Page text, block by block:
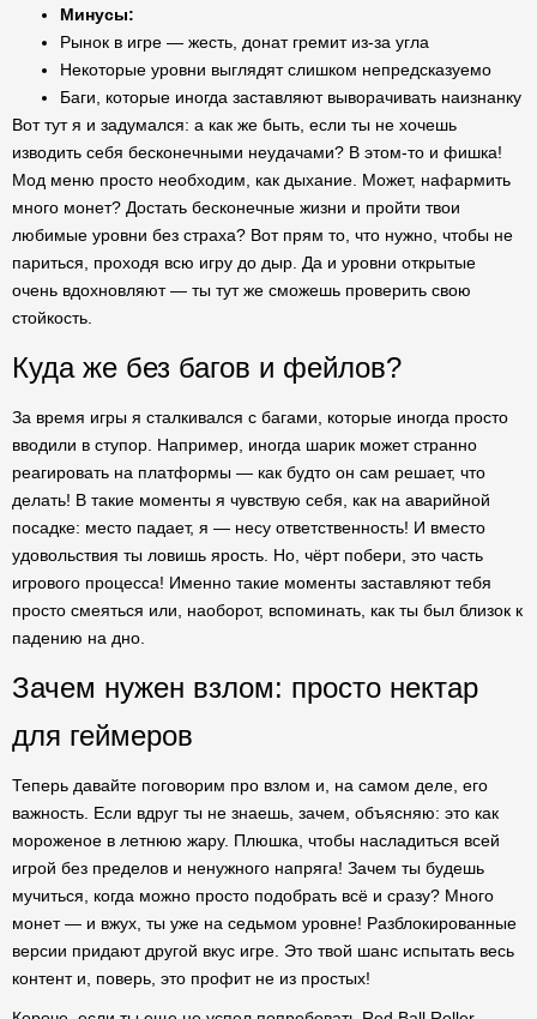
Минусы:
Рынок в игре — жесть, донат гремит из-за угла
Некоторые уровни выглядят слишком непредсказуемо
Баги, которые иногда заставляют выворачивать наизнанку
Вот тут я и задумался: а как же быть, если ты не хочешь
изводить себя бесконечными неудачами? В этом-то и фишка!
Мод меню просто необходим, как дыхание. Может, нафармить
много монет? Достать бесконечные жизни и пройти твои
любимые уровни без страха? Вот прям то, что нужно, чтобы не
париться, проходя всю игру до дыр. Да и уровни открытые
очень вдохновляют — ты тут же сможешь проверить свою
стойкость.
Куда же без багов и фейлов?
За время игры я сталкивался с багами, которые иногда просто
вводили в ступор. Например, иногда шарик может странно
реагировать на платформы — как будто он сам решает, что
делать! В такие моменты я чувствую себя, как на аварийной
посадке: место падает, я — несу ответственность! И вместо
удовольствия ты ловишь ярость. Но, чёрт побери, это часть
игрового процесса! Именно такие моменты заставляют тебя
просто смеяться или, наоборот, вспоминать, как ты был близок к
падению на дно.
Зачем нужен взлом: просто нектар
для геймеров
Теперь давайте поговорим про взлом и, на самом деле, его
важность. Если вдруг ты не знаешь, зачем, объясняю: это как
мороженое в летнюю жару. Плюшка, чтобы насладиться всей
игрой без пределов и ненужного напряга! Зачем ты будешь
мучиться, когда можно просто подобрать всё и сразу? Много
монет — и вжух, ты уже на седьмом уровне! Разблокированные
версии придают другой вкус игре. Это твой шанс испытать весь
контент и, поверь, это профит не из простых!